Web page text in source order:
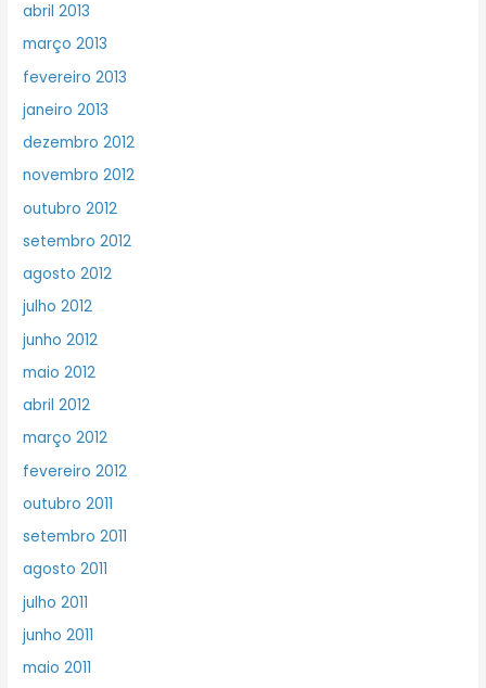
abril 2013
março 2013
fevereiro 2013
janeiro 2013
dezembro 2012
novembro 2012
outubro 2012
setembro 2012
agosto 2012
julho 2012
junho 2012
maio 2012
abril 2012
março 2012
fevereiro 2012
outubro 2011
setembro 2011
agosto 2011
julho 2011
junho 2011
maio 2011